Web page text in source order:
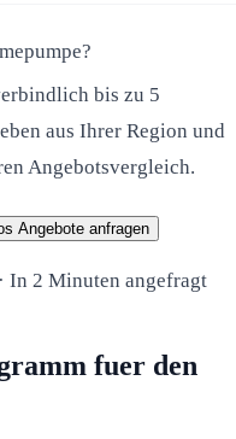
bis zu 5
aus Ihrer Region und
Angebotsvergleich.
Angebote anfragen
In 2 Minuten angefragt
fuer den